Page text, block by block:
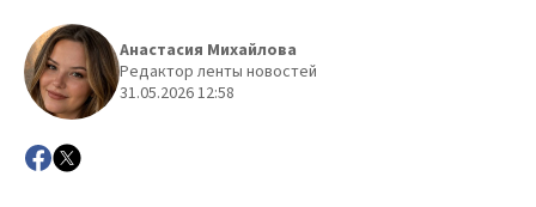
Анастасия Михайлова
Редактор ленты новостей
31.05.2026 12:58